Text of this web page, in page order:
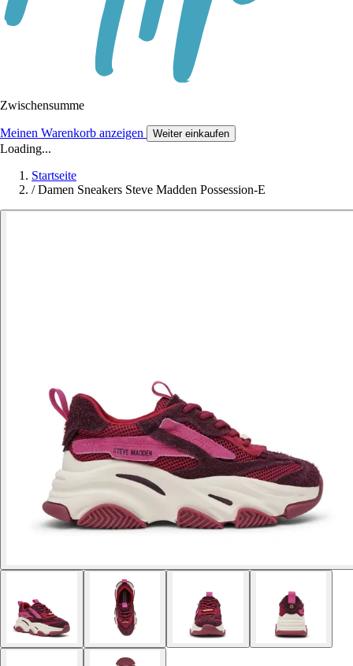
Zwischensumme
Meinen Warenkorb anzeigen Weiter einkaufen
Loading...
Startseite
/ Damen Sneakers Steve Madden Possession-E